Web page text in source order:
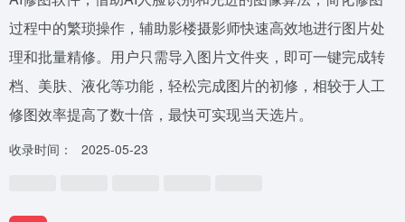
过程中的繁琐操作，辅助影楼摄影师快速高效地进行图片处
理和批量精修。用户只需导入图片文件夹，即可一键完成转
档、美肤、液化等功能，轻松完成图片的初修，相较于人工
修图效率提高了数十倍，最快可实现当天选片。
收录时间： 2025-05-23